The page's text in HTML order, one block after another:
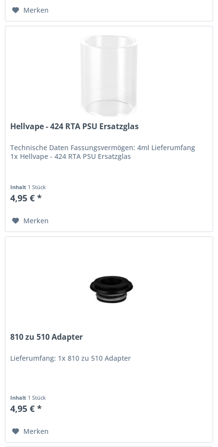
Merken
Hellvape - 424 RTA PSU Ersatzglas
Technische Daten Fassungsvermögen: 4ml Lieferumfang
1x Hellvape - 424 RTA PSU Ersatzglas
Inhalt 1 Stück
4,95 € *
Merken
810 zu 510 Adapter
Lieferumfang: 1x 810 zu 510 Adapter
Inhalt 1 Stück
4,95 € *
Merken